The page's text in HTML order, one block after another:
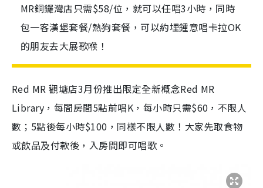
MR銅鑼灣店只需$58/位，就可以任唱3小時，同時
包一客漢堡套餐/熱狗套餐，可以約埋鍾意唱卡拉OK
的朋友去大展歌喉！
Red MR 觀塘店3月份推出限定全新概念Red MR
Library，每間房間5點前唱K，每小時只需$60，不限人
數；5點後每小時$100，同樣不限人數！大家先取食物
或飲品及付款後，入房間即可唱歌。